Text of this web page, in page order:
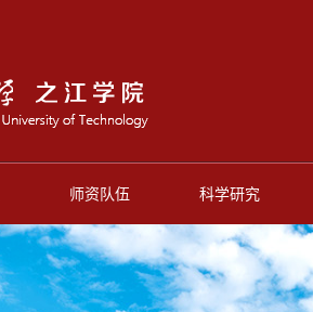
师资队伍 科学研究